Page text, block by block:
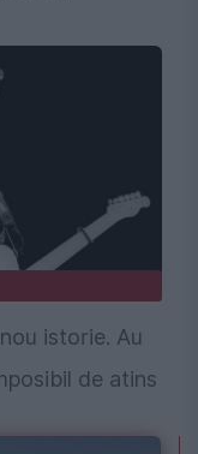
istorie. Au
de atins